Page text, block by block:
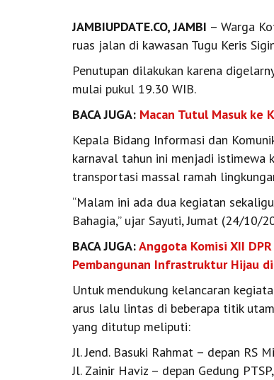
JAMBIUPDATE.CO, JAMBI – Warga
ruas jalan di kawasan Tugu Keris
Penutupan dilakukan karena
mulai pukul 19.30 WIB.
BACA JUGA: Macan Tutul Masuk ke
Kepala Bidang Informasi dan
karnaval tahun ini menjadi istimewa
transportasi massal ramah
“Malam ini ada dua kegiatan
Bahagia,” ujar Sayuti, Jumat (24/10/
BACA JUGA:Anggota Komisi XII
Pembangunan Infrastruktur Hijau
Untuk mendukung kelancaran
arus lalu lintas di beberapa titik
yang ditutup meliputi:
Jl. Jend. Basuki Rahmat – depan RS
Jl. Zainir Haviz – depan Gedung PTSP,